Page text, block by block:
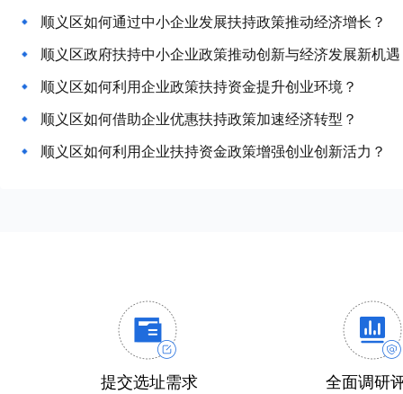
顺义区如何通过中小企业发展扶持政策推动经济增长？
顺义区政府扶持中小企业政策推动创新与经济发展新机遇
顺义区如何利用企业政策扶持资金提升创业环境？
顺义区如何借助企业优惠扶持政策加速经济转型？
顺义区如何利用企业扶持资金政策增强创业创新活力？
提交选址需求 全面调研